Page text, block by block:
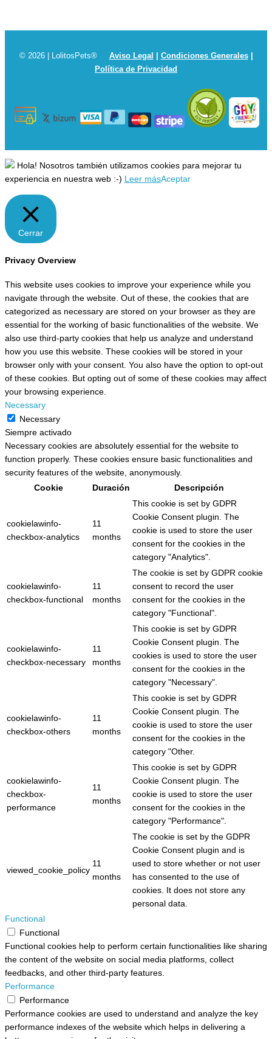
© 2026 | LolitosPets® Aviso Legal | Condiciones Generales|
Política de Privacidad
Hola! Nosotros también utilizamos cookies para mejorar tu
experiencia en nuestra web :-) Leer másAceptar
Cerrar
Privacy Overview
This website uses cookies to improve your experience while you
navigate through the website. Out of these, the cookies that are
categorized as necessary are stored on your browser as they are
essential for the working of basic functionalities of the website. We
also use third-party cookies that help us analyze and understand
how you use this website. These cookies will be stored in your
browser only with your consent. You also have the option to opt-out
of these cookies. But opting out of some of these cookies may affect
your browsing experience.
Necessary
Necessary
Siempre activado
Necessary cookies are absolutely essential for the website to
function properly. These cookies ensure basic functionalities and
security features of the website, anonymously.
Cookie
Duración Descripción
cookielawinfo-
checkbox-analytics
11
months
This cookie is set by GDPR
Cookie Consent plugin. The
cookie is used to store the user
consent for the cookies in the
category "Analytics".
cookielawinfo-
checkbox-functional
11
months
The cookie is set by GDPR cookie
consent to record the user
consent for the cookies in the
category "Functional".
cookielawinfo-
checkbox-necessary
11
months
This cookie is set by GDPR
Cookie Consent plugin. The
cookies is used to store the user
consent for the cookies in the
category "Necessary".
cookielawinfo-
checkbox-others
11
months
This cookie is set by GDPR
Cookie Consent plugin. The
cookie is used to store the user
consent for the cookies in the
category "Other.
cookielawinfo-
checkbox-
performance
11
months
This cookie is set by GDPR
Cookie Consent plugin. The
cookie is used to store the user
consent for the cookies in the
category "Performance".
viewed_cookie_policy
11
months
The cookie is set by the GDPR
Cookie Consent plugin and is
used to store whether or not user
has consented to the use of
cookies. It does not store any
personal data.
Functional
Functional
Functional cookies help to perform certain functionalities like sharing
the content of the website on social media platforms, collect
feedbacks, and other third-party features.
Performance
Performance
Performance cookies are used to understand and analyze the key
performance indexes of the website which helps in delivering a